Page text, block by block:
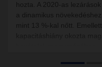
hozta. A 2020-as
a dinamikus
mint 13 %-kal nőtt.